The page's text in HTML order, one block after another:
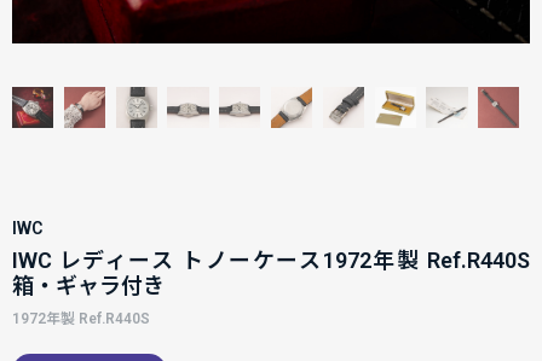
IWC
IWC レディース トノーケース1972年製 Ref.R440S
箱・ギャラ付き
1972年製 Ref.R440S